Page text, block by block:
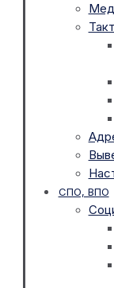
СПО, ВПО